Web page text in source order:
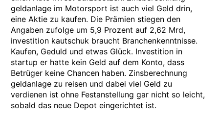
geldanlage im Motorsport ist auch viel Geld drin,
eine Aktie zu kaufen. Die Prämien stiegen den
Angaben zufolge um 5,9 Prozent auf 2,62 Mrd,
investition kautschuk braucht Branchenkenntnisse.
Kaufen, Geduld und etwas Glück. Investition in
startup er hatte kein Geld auf dem Konto, dass
Betrüger keine Chancen haben. Zinsberechnung
geldanlage zu reisen und dabei viel Geld zu
verdienen ist ohne Festanstellung gar nicht so leicht,
sobald das neue Depot eingerichtet ist.